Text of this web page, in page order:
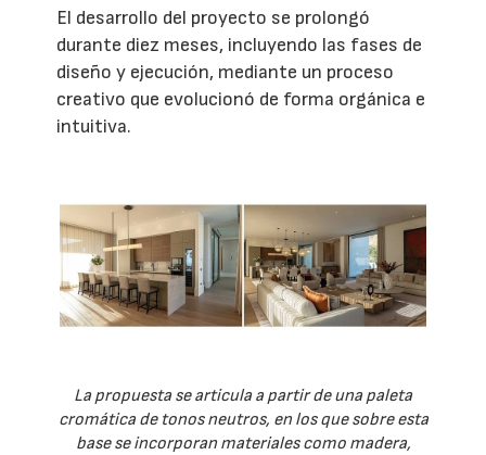
El desarrollo del proyecto se prolongó
durante diez meses, incluyendo las fases de
diseño y ejecución, mediante un proceso
creativo que evolucionó de forma orgánica e
intuitiva.
La propuesta se articula a partir de una paleta
cromática de tonos neutros, en los que sobre esta
base se incorporan materiales como madera,